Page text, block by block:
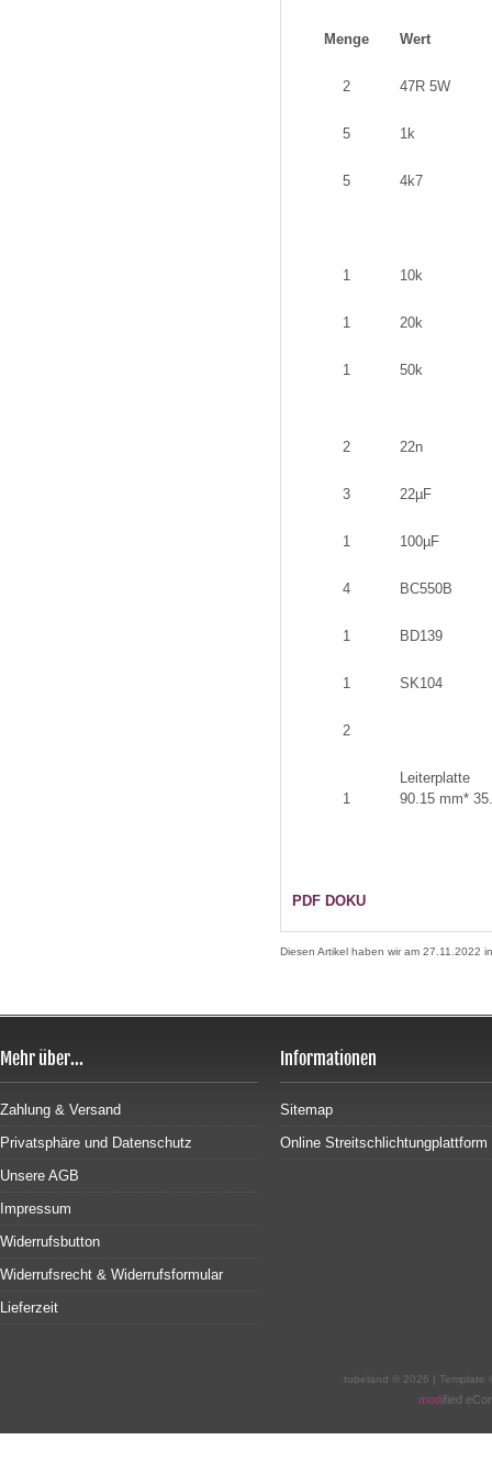
Menge Wert
2 47R 5W
5 1k
5 4k7
1 10k
1 20k
1 50k
2 22n
3 22µF
1 100µF
4 BC550B
1 BD139
1 SK104
2
1
Leiterplatte
90.15 mm*
PDF DOKU
Diesen Artikel haben wir am 27.11.2022
Mehr über...
Zahlung & Versand
Privatsphäre und Datenschutz
Unsere AGB
Impressum
Widerrufsbutton
Widerrufsrecht & Widerrufsformular
Lieferzeit
Informationen
Sitemap
Online Streitschlichtungplattform
tubeland © 2026 | Template
modified